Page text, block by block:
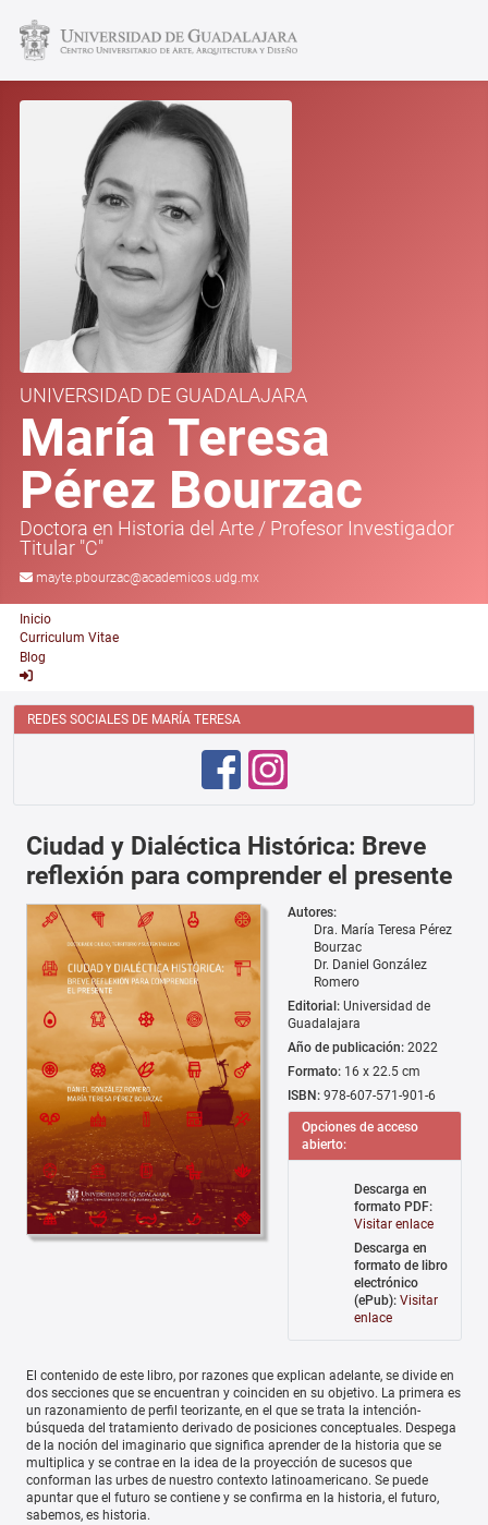
UNIVERSIDAD DE GUADALAJARA
María Teresa
Pérez Bourzac
Doctora en Historia del Arte / Profesor Investigador
Titular "C"
mayte.pbourzac@academicos.udg.mx
Inicio
Curriculum Vitae
Blog
REDES SOCIALES DE MARÍA TERESA
Ciudad y Dialéctica Histórica: Breve
reflexión para comprender el presente
Autores:
Dra. María Teresa Pérez
Bourzac
Dr. Daniel González
Romero
Editorial: Universidad de
Guadalajara
Año de publicación: 2022
Formato: 16 x 22.5 cm
ISBN: 978-607-571-901-6
Opciones de acceso
abierto:
Descarga en
formato PDF:
Visitar enlace
Descarga en
formato de libro
electrónico
(ePub): Visitar
enlace
El contenido de este libro, por razones que explican adelante, se divide en
dos secciones que se encuentran y coinciden en su objetivo. La primera es
un razonamiento de perfil teorizante, en el que se trata la intención-
búsqueda del tratamiento derivado de posiciones conceptuales. Despega
de la noción del imaginario que significa aprender de la historia que se
multiplica y se contrae en la idea de la proyección de sucesos que
conforman las urbes de nuestro contexto latinoamericano. Se puede
apuntar que el futuro se contiene y se confirma en la historia, el futuro,
sabemos, es historia.